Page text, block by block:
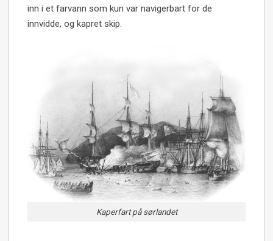
inn i et farvann som kun var navigerbart for de
innvidde, og kapret skip.
Kaperfart på sørlandet